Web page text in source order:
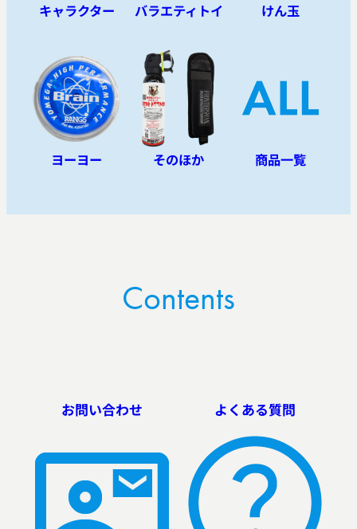
キャラクター バラエティトイ けん玉
ヨーヨー そのほか 商品一覧
Contents
お問い合わせ よくある質問